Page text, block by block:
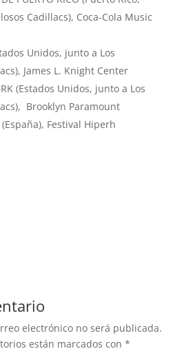
Cadillacs), Coca-Cola Music
Unidos, junto a Los
James L. Knight Center
(Estados Unidos, junto a Los
Brooklyn Paramount
Festival Hiperh
electrónico no será publicada.
están marcados con *